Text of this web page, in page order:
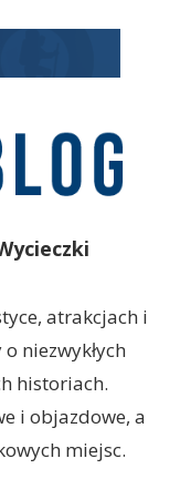
atrakcjach i
niezwykłych
historiach.
i objazdowe, a
miejsc.